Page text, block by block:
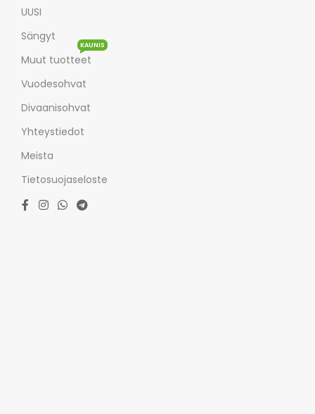
UUSI
Sängyt
Muut tuotteet
KAUNIS
Vuodesohvat
Divaanisohvat
Yhteystiedot
Meista
Tietosuojaseloste